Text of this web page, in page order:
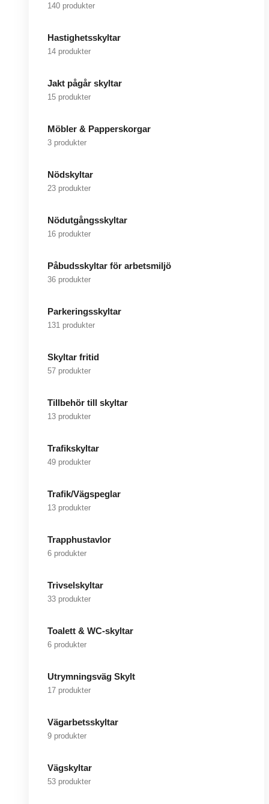
140 produkter
Hastighetsskyltar
14 produkter
Jakt pågår skyltar
15 produkter
Möbler & Papperskorgar
3 produkter
Nödskyltar
23 produkter
Nödutgångsskyltar
16 produkter
Påbudsskyltar för arbetsmiljö
36 produkter
Parkeringsskyltar
131 produkter
Skyltar fritid
57 produkter
Tillbehör till skyltar
13 produkter
Trafikskyltar
49 produkter
Trafik/Vägspeglar
13 produkter
Trapphustavlor
6 produkter
Trivselskyltar
33 produkter
Toalett & WC-skyltar
6 produkter
Utrymningsväg Skylt
17 produkter
Vägarbetsskyltar
9 produkter
Vägskyltar
53 produkter